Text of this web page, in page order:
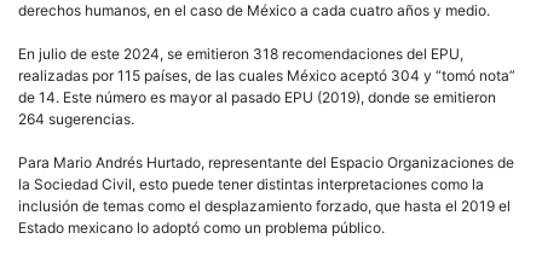
derechos humanos, en el caso de México a cada cuatro años y medio.
En julio de este 2024, se emitieron 318 recomendaciones del EPU,
realizadas por 115 países, de las cuales México aceptó 304 y “tomó nota”
de 14. Este número es mayor al pasado EPU (2019), donde se emitieron
264 sugerencias.
Para Mario Andrés Hurtado, representante del Espacio Organizaciones de
la Sociedad Civil, esto puede tener distintas interpretaciones como la
inclusión de temas como el desplazamiento forzado, que hasta el 2019 el
Estado mexicano lo adoptó como un problema público.